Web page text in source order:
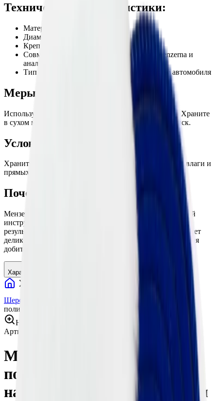
Технические характеристики:
Материал: Натуральная овчина
Диаметр: 135 мм
Крепление: Velcro (липучка)
Совместимость: Полировальные пасты Menzerna и
аналогичные
Тип поверхности: Лакокрасочное покрытие автомобиля
Меры предосторожности:
Используйте защитные очки и перчатки при работе. Храните
в сухом месте. После работы тщательно очищайте диск.
Условия хранения:
Хранить в сухом и чистом месте, избегая воздействия влаги и
прямых солнечных лучей.
Почему стоит попробовать:
Мензерна OS135VB/SP — это надежный и качественный
инструмент, который обеспечивает профессиональный
результат при полировке. Натуральная овчина гарантирует
деликатное и эффективное восстановление лака, позволяя
добиться идеального блеска и гладкости поверхности.
Характеристики
Шерстяные полировальные круги
полировальный из натуральной овчины, 135 мм
Нажмите для увеличения
Артикул:
Menzerna Диск
полировальный из
натуральной овчины, 135 мм